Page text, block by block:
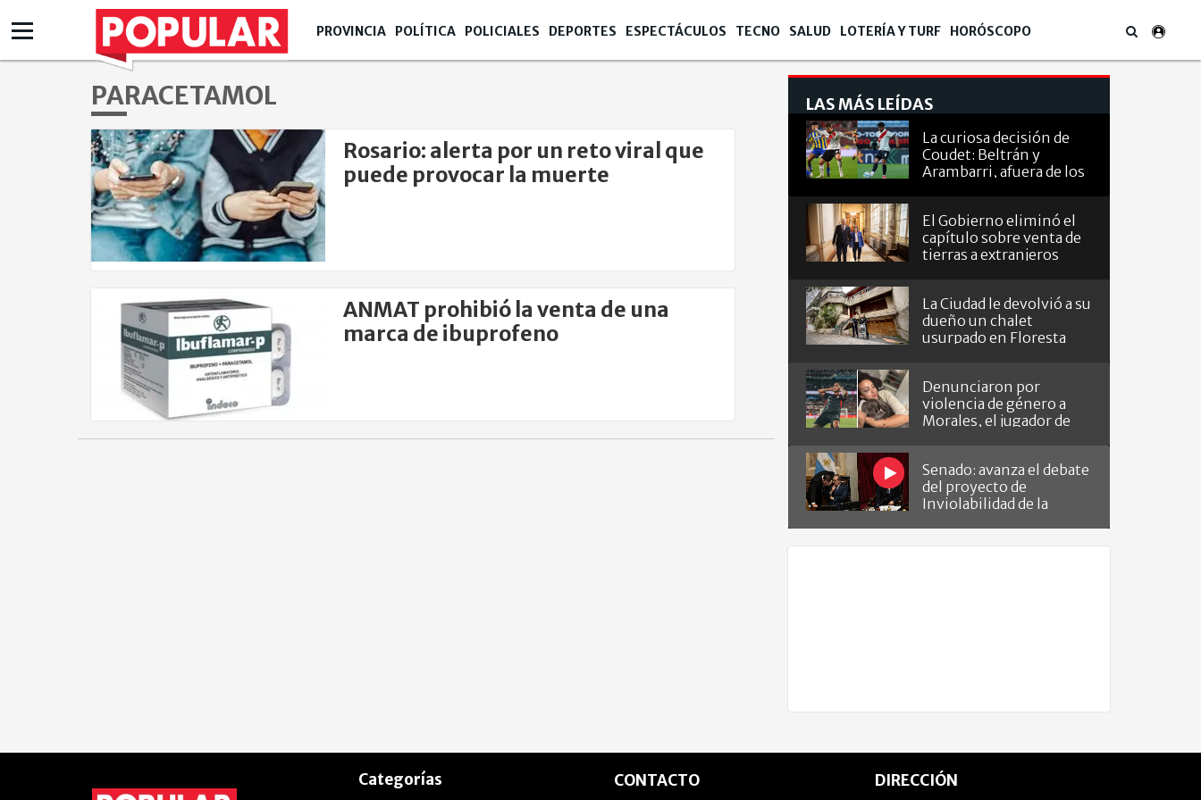
PROVINCIA POLÍTICA POLICIALES DEPORTES ESPECTÁCULOS TECNO SALUD LOTERÍA Y TURF HORÓSCOPO
PARACETAMOL
Rosario: alerta por un reto viral que
puede provocar la muerte
ANMAT prohibió la venta de una
marca de ibuprofeno
LAS MÁS LEÍDAS
La curiosa decisión de
Coudet: Beltrán y
Arambarri, afuera de los
El Gobierno eliminó el
capítulo sobre venta de
tierras a extranjeros
La Ciudad le devolvió a su
dueño un chalet
usurpado en Floresta
Denunciaron por
violencia de género a
Morales, el jugador de
Senado: avanza el debate
del proyecto de
Inviolabilidad de la
Categorías CONTACTO DIRECCIÓN